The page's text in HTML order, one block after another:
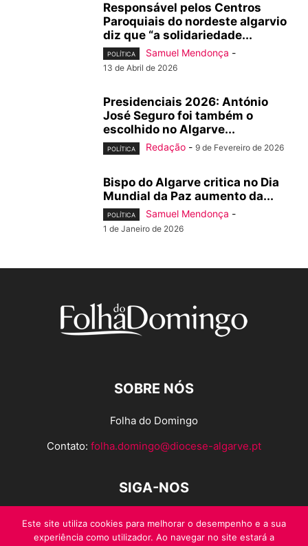
Responsável pelos Centros
Paroquiais do nordeste algarvio
diz que “a solidariedade...
POLÍTICA Samuel Mendonça -
13 de Abril de 2026
Presidenciais 2026: António
José Seguro foi também o
escolhido no Algarve...
POLÍTICA Redação - 9 de Fevereiro de 2026
Bispo do Algarve critica no Dia
Mundial da Paz aumento da...
POLÍTICA Samuel Mendonça -
1 de Janeiro de 2026
SOBRE NÓS
Folha do Domingo
Contato: folha.domingo@diocese-algarve.pt
SIGA-NOS
Este site utiliza cookies para melhorar o desempenho e a sua
experiência como utilizador. Ao navegar no site estará a